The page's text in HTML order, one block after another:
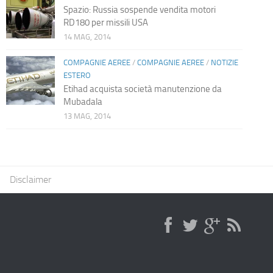
Spazio: Russia sospende vendita motori
RD180 per missili USA
14 MAG, 2014
COMPAGNIE AEREE/ COMPAGNIE AEREE/ NOTIZIE
ESTERO
Etihad acquista società manutenzione da
Mubadala
13 MAG, 2014
Disclaimer